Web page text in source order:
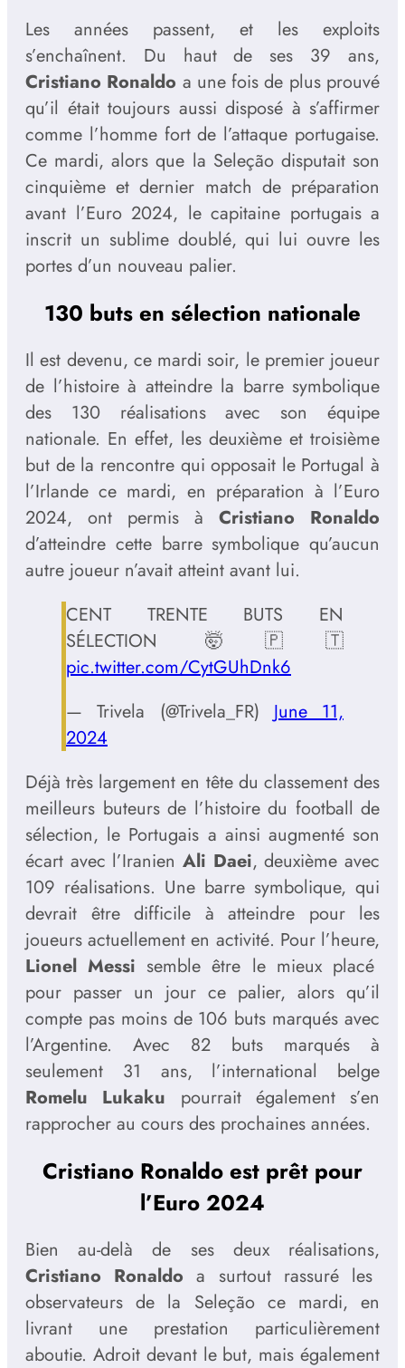
Les années passent, et les exploits
s’enchaînent. Du haut de ses 39 ans,
Cristiano Ronaldo a une fois de plus prouvé
qu’il était toujours aussi disposé à s’affirmer
comme l’homme fort de l’attaque portugaise.
Ce mardi, alors que la Seleção disputait son
cinquième et dernier match de préparation
avant l’Euro 2024, le capitaine portugais a
inscrit un sublime doublé, qui lui ouvre les
portes d’un nouveau palier.
130 buts en sélection nationale
Il est devenu, ce mardi soir, le premier joueur
de l’histoire à atteindre la barre symbolique
des 130 réalisations avec son équipe
nationale. En effet, les deuxième et troisième
but de la rencontre qui opposait le Portugal à
l’Irlande ce mardi, en préparation à l’Euro
2024, ont permis à Cristiano Ronaldo
d’atteindre cette barre symbolique qu’aucun
autre joueur n’avait atteint avant lui.
CENT TRENTE BUTS EN
SÉLECTION 🤯🇵🇹
pic.twitter.com/CytGUhDnk6
— Trivela (@Trivela_FR) June 11,
2024
Déjà très largement en tête du classement des
meilleurs buteurs de l’histoire du football de
sélection, le Portugais a ainsi augmenté son
écart avec l’Iranien Ali Daei, deuxième avec
109 réalisations. Une barre symbolique, qui
devrait être difficile à atteindre pour les
joueurs actuellement en activité. Pour l’heure,
Lionel Messi semble être le mieux placé
pour passer un jour ce palier, alors qu’il
compte pas moins de 106 buts marqués avec
l’Argentine. Avec 82 buts marqués à
seulement 31 ans, l’international belge
Romelu Lukaku pourrait également s’en
rapprocher au cours des prochaines années.
Cristiano Ronaldo est prêt pour
l’Euro 2024
Bien au-delà de ses deux réalisations,
Cristiano Ronaldo a surtout rassuré les
observateurs de la Seleção ce mardi, en
livrant une prestation particulièrement
aboutie. Adroit devant le but, mais également